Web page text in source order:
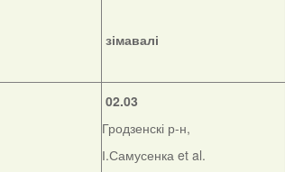
зімавалі
02.03
Гродзенскі р-н,
І.Самусенка et al.